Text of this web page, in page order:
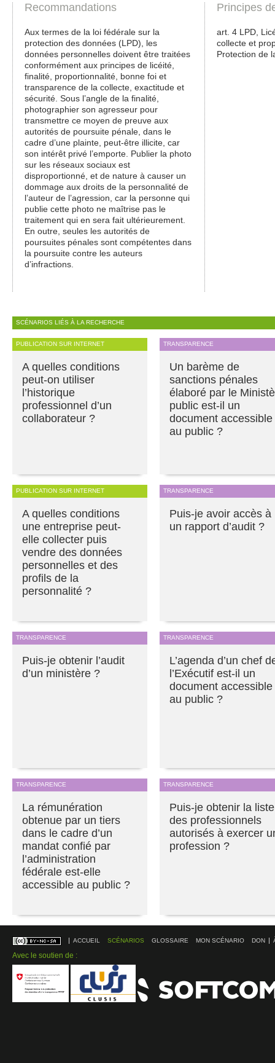
Recommandations
Aux termes de la loi fédérale sur la
protection des données (LPD), les
données personnelles doivent être traitées
conformément aux principes de licéité,
finalité, proportionnalité, bonne foi et
transparence de la collecte, exactitude et
sécurité. Sous l’angle de la finalité,
photographier son agresseur pour
transmettre ce moyen de preuve aux
autorités de poursuite pénale, dans le
cadre d’une plainte, peut-être illicite, car
son intérêt privé l’emporte. Publier la photo
sur les réseaux sociaux est
disproportionné, et de nature à causer un
dommage aux droits de la personnalité de
l’auteur de l’agression, car la personne qui
publie cette photo ne maîtrise pas le
traitement qui en sera fait ultérieurement.
En outre, seules les autorités de
poursuites pénales sont compétentes dans
la poursuite contre les auteurs
d’infractions.
Principes
art. 4 LPD,
collecte et
Protection de
SCÉNARIOS LIÉS À LA RECHERCHE
PUBLICATION SUR INTERNET
A quelles conditions
peut-on utiliser
l’historique
professionnel d’un
collaborateur ?
TRANSPARENCE
Un barème de
sanctions pénales
élaboré par le
public est-il un
document accessible
au public ?
PUBLICATION SUR INTERNET
A quelles conditions
une entreprise peut-
elle collecter puis
vendre des données
personnelles et des
profils de la
personnalité ?
TRANSPARENCE
Puis-je avoir accès à
un rapport d’audit ?
TRANSPARENCE
Puis-je obtenir l’audit
d’un ministère ?
TRANSPARENCE
L’agenda d’un chef
l’Exécutif est-il un
document accessible
au public ?
TRANSPARENCE
La rémunération
obtenue par un tiers
dans le cadre d’un
mandat confié par
l’administration
fédérale est-elle
accessible au public ?
TRANSPARENCE
Puis-je obtenir la liste
des professionnels
autorisés à exercer
profession ?
ACCUEIL SCÉNARIOS GLOSSAIRE MON SCÉNARIO DON
Avec le soutien de :